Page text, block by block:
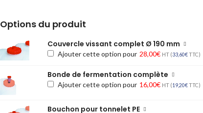
Options du produit
Couvercle vissant complet Ø 190 mm
Ajouter cette option pour 28,00€ HT (33,60€TTC)
Bonde de fermentation complète
Ajouter cette option pour 16,00€ HT (19,20€TTC)
Bouchon pour tonnelet PE